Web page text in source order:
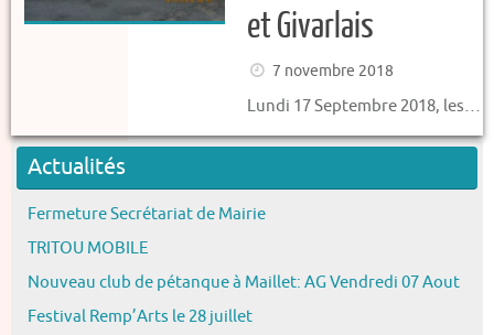
et Givarlais
7 novembre 2018
Lundi 17 Septembre 2018, les…
Actualités
Fermeture Secrétariat de Mairie
TRITOU MOBILE
Nouveau club de pétanque à Maillet: AG Vendredi 07 Aout
Festival Remp’Arts le 28 juillet